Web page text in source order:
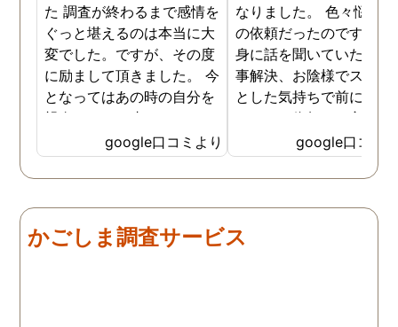
た 調査が終わるまで感情を
ぐっと堪えるのは本当に大
変でした。ですが、その度
に励まして頂きました。 今
となってはあの時の自分を
親身になって止めてくださ
ったおかげでここまでの証
拠が撮れたのだと感謝して
います。 これからもお身体
に苦しんでいる方々の為に
がんばってください👍！ …
google口コミより
なりました。 色々悩ん
の依頼だったのですが、
身に話を聞いていただき
事解決、お陰様でスッキ
とした気持ちで前に進め
います。依頼して良かっ
です、ありがとうござい
した。
google口コミ
かごしま調査サービス